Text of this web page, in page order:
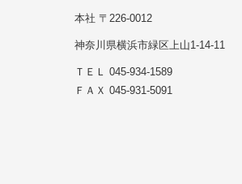
本社 〒226-0012
神奈川県横浜市緑区上山1-14-11
ＴＥＬ 045-934-1589
ＦＡＸ 045-931-5091